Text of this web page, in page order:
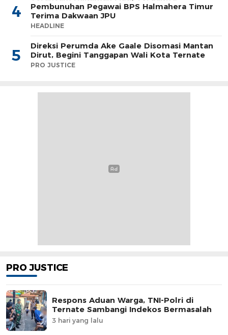
4
Pembunuhan Pegawai BPS Halmahera Timur
Terima Dakwaan JPU
HEADLINE
5
Direksi Perumda Ake Gaale Disomasi Mantan
Dirut, Begini Tanggapan Wali Kota Ternate
PRO JUSTICE
PRO JUSTICE
Respons Aduan Warga, TNI-Polri di
Ternate Sambangi Indekos Bermasalah
3 hari yang lalu